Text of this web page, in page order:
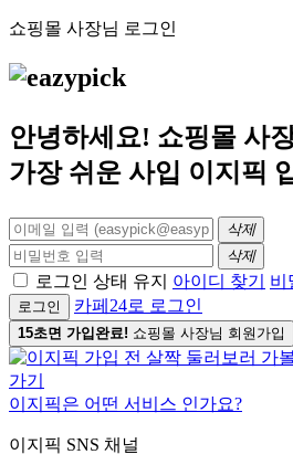
쇼핑몰 사장님 로그인
안녕하세요! 쇼핑몰 사
가장 쉬운 사입 이지픽
삭제
삭제
로그인 상태 유지 아이디 찾기 비
로그인 카페24로 로그인
15초면 가입완료! 쇼핑몰 사장님 회원가입
이지픽은 어떤 서비스 인가요?
이지픽 SNS 채널